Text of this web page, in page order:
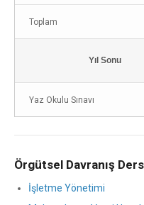
Toplam
Yıl Sonu
Yaz Okulu Sınavı
Örgütsel Davranış
İşletme Yönetimi